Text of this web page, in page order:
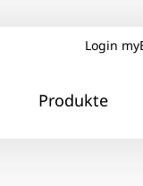
Login
Produkte